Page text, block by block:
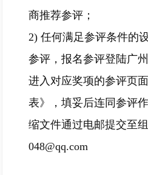
商推荐参评；
2) 任何满足参评条件的
参评，报名参评登陆广
进入对应奖项的参评页
表》，填妥后连同参评
缩文件通过电邮提交至
048@qq.com